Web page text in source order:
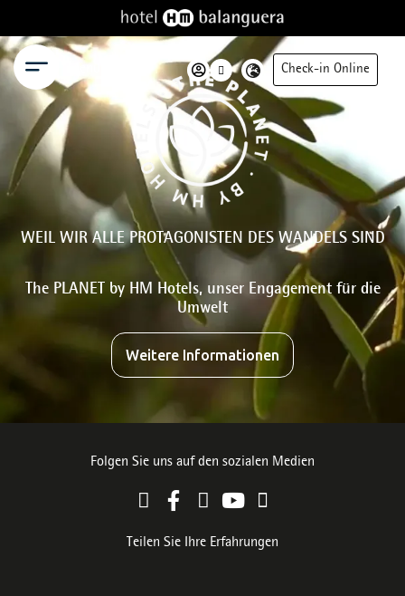
Check-in Online
WEIL WIR ALLE PROTAGONISTEN DES WANDELS SIND
The PLANET by HM Hotels, unser Engagement für die
Umwelt
Weitere Informationen
Folgen Sie uns auf den sozialen Medien
Teilen Sie Ihre Erfahrungen